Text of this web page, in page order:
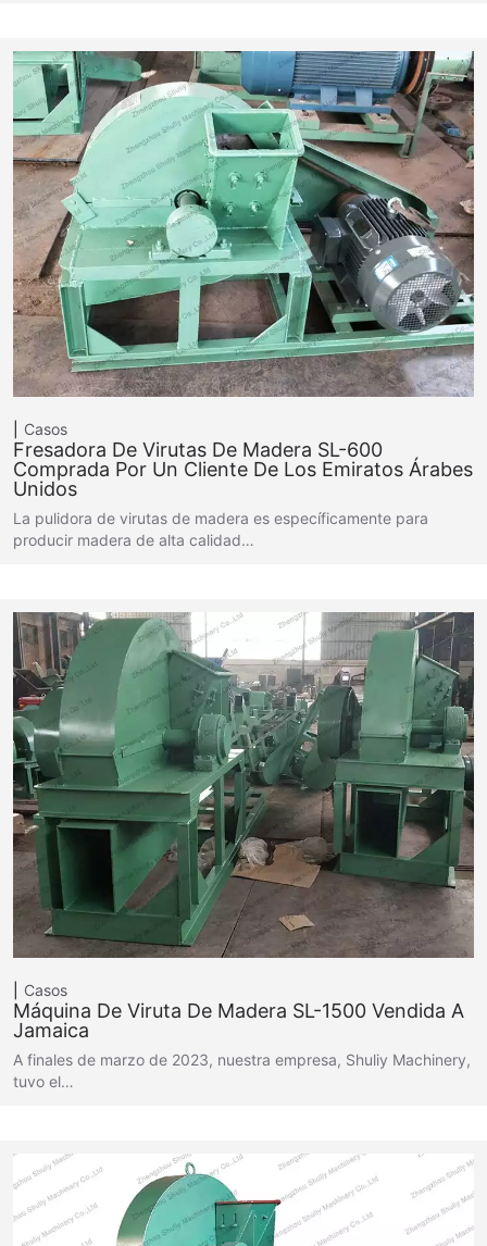
Casos
Fresadora De Virutas De Madera SL-600
Comprada Por Un Cliente De Los Emiratos Árabes
Unidos
La pulidora de virutas de madera es específicamente para
producir madera de alta calidad…
Casos
Máquina De Viruta De Madera SL-1500 Vendida A
Jamaica
A finales de marzo de 2023, nuestra empresa, Shuliy Machinery,
tuvo el…